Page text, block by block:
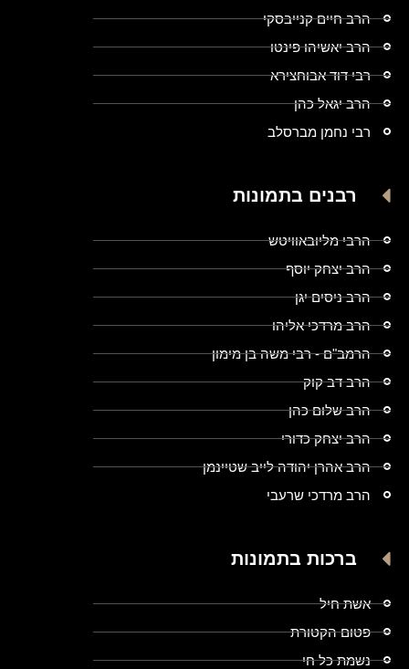
הרב חיים קנייבסקי
הרב יאשיהו פינטו
רבי דוד אבוחצירא
הרב יגאל כהן
רבי נחמן מברסלב
רבנים בתמונות
הרבי מליובאוויטש
הרב יצחק יוסף
הרב ניסים יגן
הרב מרדכי אליהו
הרמב"ם - רבי משה בן מימון
הרב דב קוק
הרב שלום כהן
הרב יצחק כדורי
הרב אהרן יהודה לייב שטיינמן
הרב מרדכי שרעבי
ברכות בתמונות
אשת חיל
פטום הקטורת
נשמת כל חי